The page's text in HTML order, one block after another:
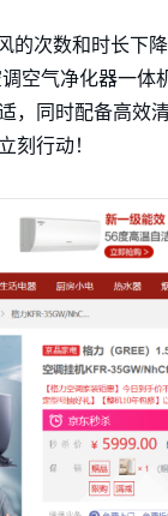
的次数和时长下
空气净化器一
，同时配备高效
刻行动！